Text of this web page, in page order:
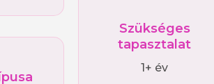
Szükséges
tapasztalat
1+ év